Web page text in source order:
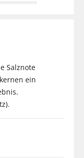
Salznote
ein